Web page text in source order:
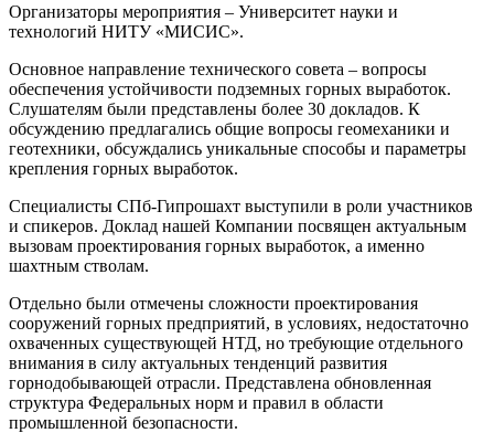
Организаторы мероприятия – Университет науки и
технологий НИТУ «МИСИС».
Основное направление технического совета – вопросы
обеспечения устойчивости подземных горных выработок.
Слушателям были представлены более 30 докладов. К
обсуждению предлагались общие вопросы геомеханики и
геотехники, обсуждались уникальные способы и параметры
крепления горных выработок.
Специалисты СПб-Гипрошахт выступили в роли участников
и спикеров. Доклад нашей Компании посвящен актуальным
вызовам проектирования горных выработок, а именно
шахтным стволам.
Отдельно были отмечены сложности проектирования
сооружений горных предприятий, в условиях, недостаточно
охваченных существующей НТД, но требующие отдельного
внимания в силу актуальных тенденций развития
горнодобывающей отрасли. Представлена обновленная
структура Федеральных норм и правил в области
промышленной безопасности.